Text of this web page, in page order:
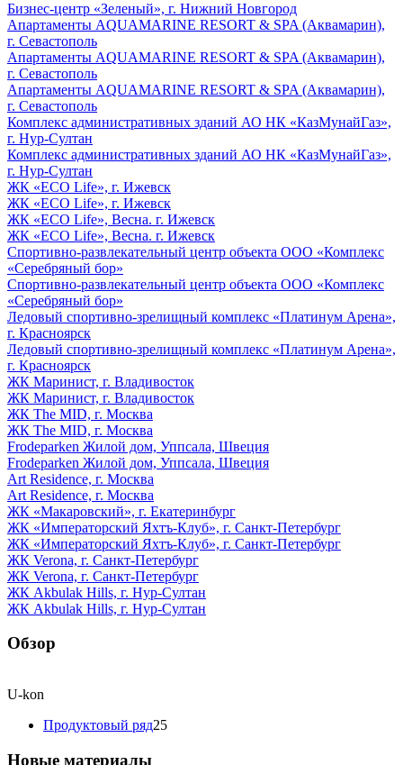
Бизнес-центр «Зеленый», г. Нижний Новгород
Апартаменты AQUAMARINE RESORT & SPA (Аквамарин),
г. Севастополь
Апартаменты AQUAMARINE RESORT & SPA (Аквамарин),
г. Севастополь
Апартаменты AQUAMARINE RESORT & SPA (Аквамарин),
г. Севастополь
Комплекс административных зданий АО НК «КазМунайГаз»,
г. Нур-Султан
Комплекс административных зданий АО НК «КазМунайГаз»,
г. Нур-Султан
ЖК «ECO Life», г. Ижевск
ЖК «ECO Life», г. Ижевск
ЖК «ECO Life», Весна. г. Ижевск
ЖК «ECO Life», Весна. г. Ижевск
Спортивно-развлекательный центр объекта ООО «Комплекс
«Серебряный бор»
Спортивно-развлекательный центр объекта ООО «Комплекс
«Серебряный бор»
Ледовый спортивно-зрелищный комплекс «Платинум Арена»,
г. Красноярск
Ледовый спортивно-зрелищный комплекс «Платинум Арена»,
г. Красноярск
ЖК Маринист, г. Владивосток
ЖК Маринист, г. Владивосток
ЖК The MID, г. Москва
ЖК The MID, г. Москва
Frodeparken Жилой дом, Уппсала, Швеция
Frodeparken Жилой дом, Уппсала, Швеция
Art Residence, г. Москва
Art Residence, г. Москва
ЖК «Макаровский», г. Екатеринбург
ЖК «Императорский Яхтъ-Клуб», г. Санкт-Петербург
ЖК «Императорский Яхтъ-Клуб», г. Санкт-Петербург
ЖК Verona, г. Санкт-Петербург
ЖК Verona, г. Санкт-Петербург
ЖК Akbulak Hills, г. Нур-Султан
ЖК Akbulak Hills, г. Нур-Султан
Обзор
U-kon
Продуктовый ряд25
Новые материалы